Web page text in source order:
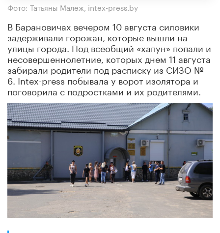
Фото: Татьяны Малеж, intex-press.by
В Барановичах вечером 10 августа силовики
задерживали горожан, которые вышли на
улицы города. Под всеобщий «хапун» попали и
несовершеннолетние, которых днем 11 августа
забирали родители под расписку из СИЗО №
6. Intex-press побывала у ворот изолятора и
поговорила с подростками и их родителями.